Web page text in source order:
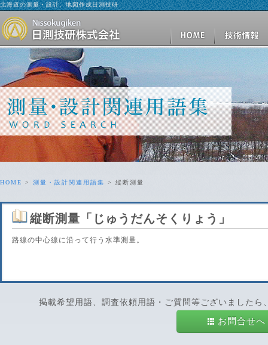
北海道の測量・設計、地図作成日測技研
HOME > 測量・設計関連用語集 > 縦断測量
縦断測量 「じゅうだんそくりょう」
路線の中心線に沿って行う水準測量。
掲載希望用語、調査依頼用語・ご質問等ございました
お問合せへ